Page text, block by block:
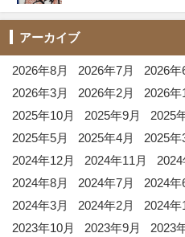
アーカイブ
2026年8月 2026年7月 2026年
2026年3月
2026年2月 2026年
2025年10月
2025年9月 2025
2025年5月
2025年4月 2025年
2024年12月
2024年11月
2024年8月
2024年7月 2024年
2024年3月
2024年2月 2024年
2023年10月
2023年9月 2023